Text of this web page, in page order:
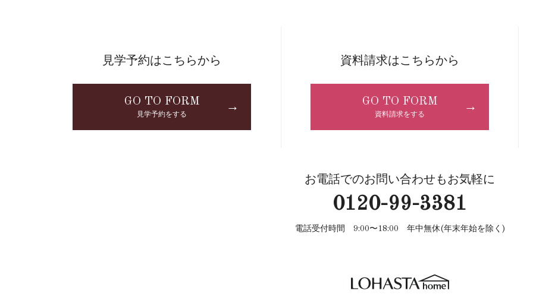
見学予約はこちらから
GO TO FORM
見学予約をする
→
資料請求はこちらから
GO TO FORM
資料請求をする
→
お電話でのお問い合わせもお気軽に
0120-99-3381
電話受付時間 9:00〜18:00 年中無休(年末年始を除く)